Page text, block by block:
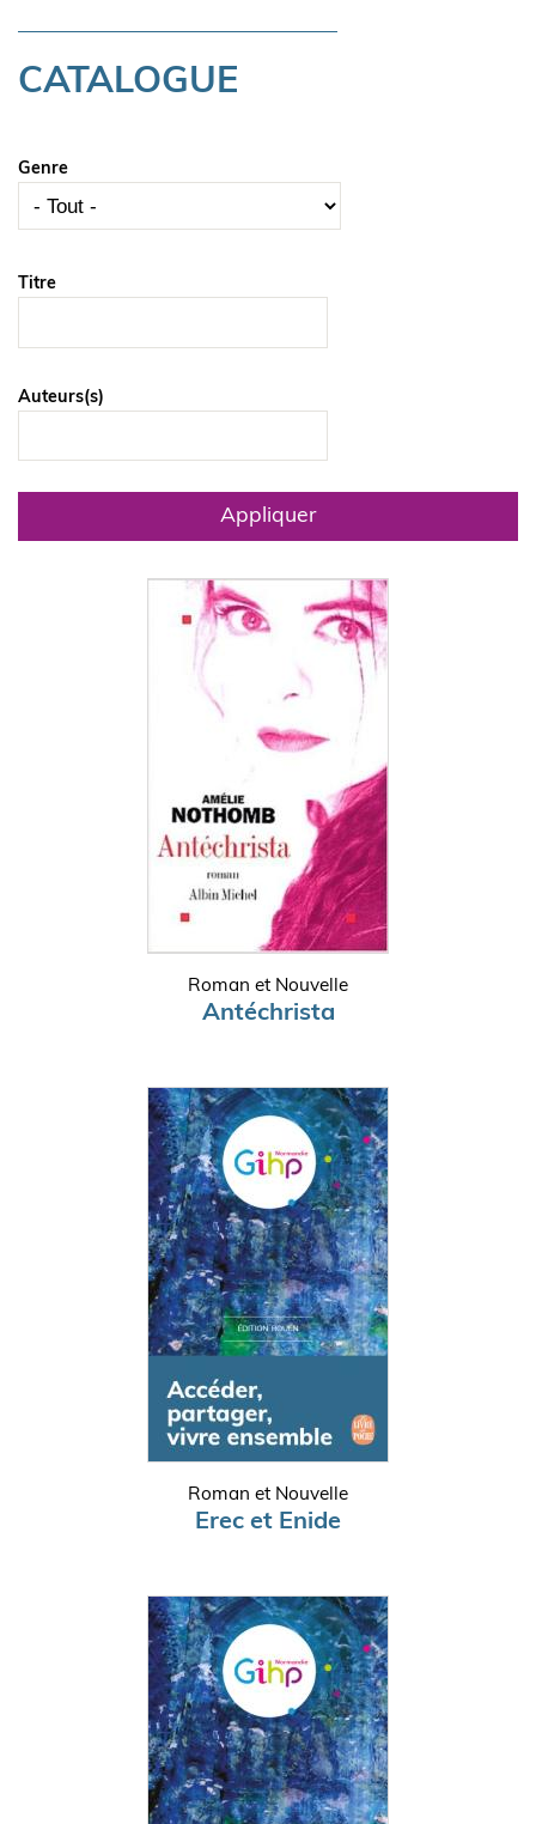
CATALOGUE
Genre
Titre
Auteurs(s)
Roman et Nouvelle
Antéchrista
Roman et Nouvelle
Erec et Enide